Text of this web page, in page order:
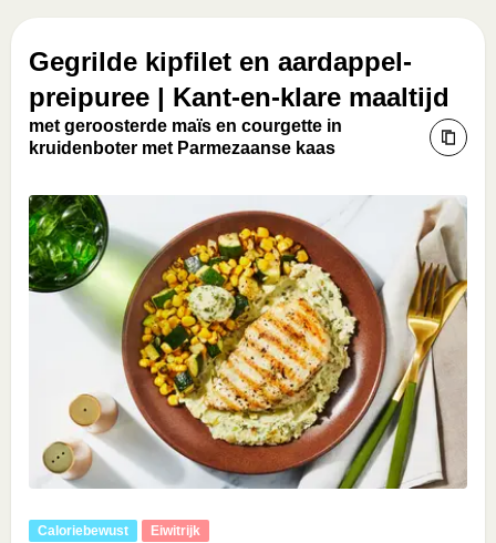
Gegrilde kipfilet en aardappel-
preipuree | Kant-en-klare maaltijd
met geroosterde maïs en courgette in
kruidenboter met Parmezaanse kaas
Caloriebewust Eiwitrijk